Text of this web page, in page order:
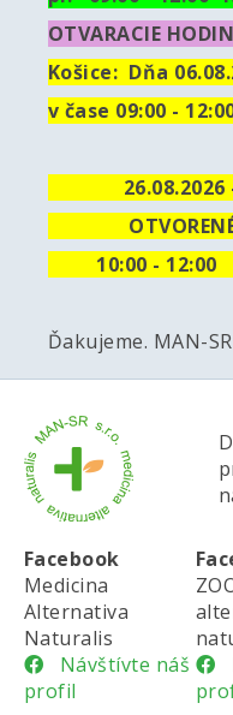
OTVARACIE
Košice: Dňa
v čase 09:00 -
26.08.2026 -
10:00 - 12:00
Ďakujeme. MAN-SR
Facebook
Medicina
Alternativa
Naturalis
Návštívte náš
profil